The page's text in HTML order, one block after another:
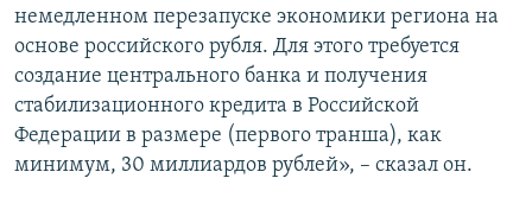
немедленном перезапуске экономики региона на
основе российского рубля. Для этого требуется
создание центрального банка и получения
стабилизационного кредита в Российской
Федерации в размере (первого транша), как
минимум, 30 миллиардов рублей», – сказал он.